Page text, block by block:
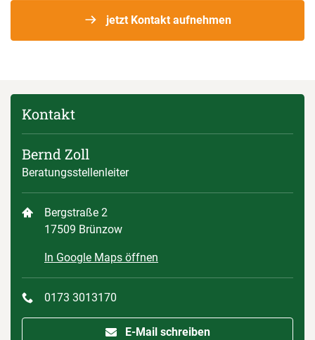
jetzt Kontakt aufnehmen
Kontakt
Bernd Zoll
Beratungsstellenleiter
Bergstraße 2
17509 Brünzow
In Google Maps öffnen
0173 3013170
E-Mail schreiben